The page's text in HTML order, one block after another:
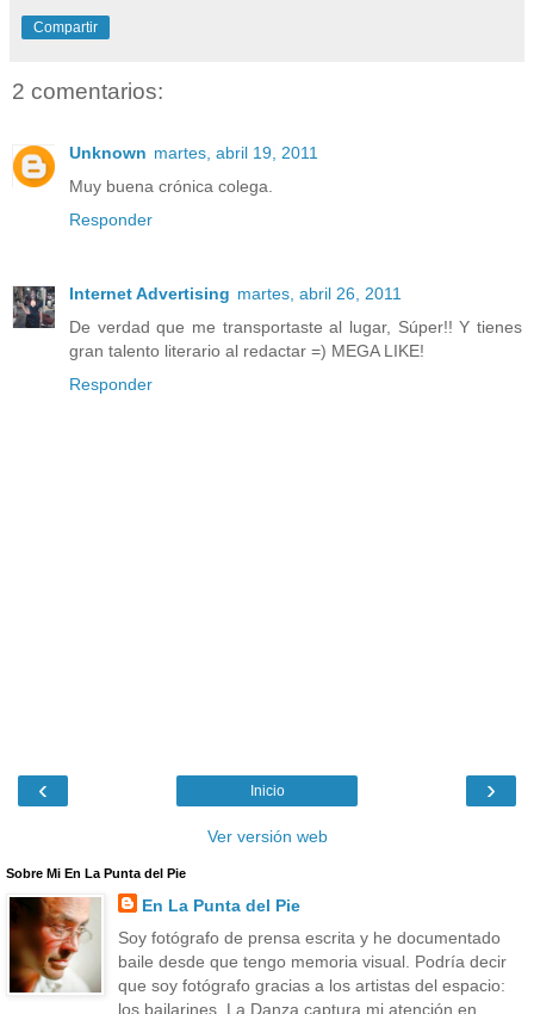
Compartir
2 comentarios:
Unknown martes, abril 19, 2011
Muy buena crónica colega.
Responder
Internet Advertising martes, abril 26, 2011
De verdad que me transportaste al lugar, Súper!! Y tienes
gran talento literario al redactar =) MEGA LIKE!
Responder
‹ ›
Inicio
Ver versión web
Sobre Mi En La Punta del Pie
En La Punta del Pie
Soy fotógrafo de prensa escrita y he documentado
baile desde que tengo memoria visual. Podría decir
que soy fotógrafo gracias a los artistas del espacio:
los bailarines. La Danza captura mi atención en